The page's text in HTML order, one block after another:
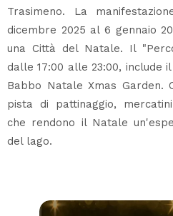
Trasimeno. La
dicembre 2025 al 6 gennaio
una Città del Natale. Il
dalle 17:00 alle 23:00, include
Babbo Natale Xmas Garden.
pista di pattinaggio,
che rendono il Natale
del lago.